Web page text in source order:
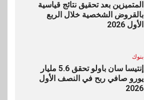
المتميزين بعد تحقيق نتائج قياسية
بالقروض الشخصية خلال الربع
الأول 2026
بنوك
إنتيسا سان باولو تحقق 5.6 مليار
يورو صافي ربح في النصف الأول
2026